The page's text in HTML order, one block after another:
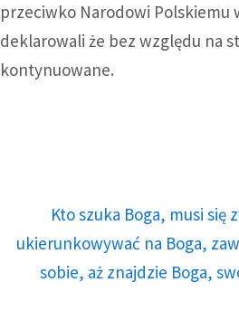
przeciwko Narodowi Polskiemu
deklarowali że bez względu na
kontynuowane.
Kto szuka Boga, musi się
ukierunkowywać na Boga,
sobie, aż znajdzie Boga,